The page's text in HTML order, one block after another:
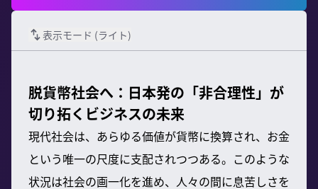
表示モード (ライト)
脱貨幣社会へ：日本発の「非合理性」が
切り拓くビジネスの未来
現代社会は、あらゆる価値が貨幣に換算され、お金
という唯一の尺度に支配されつつある。このような
状況は社会の画一化を進め、人々の間に息苦しさを